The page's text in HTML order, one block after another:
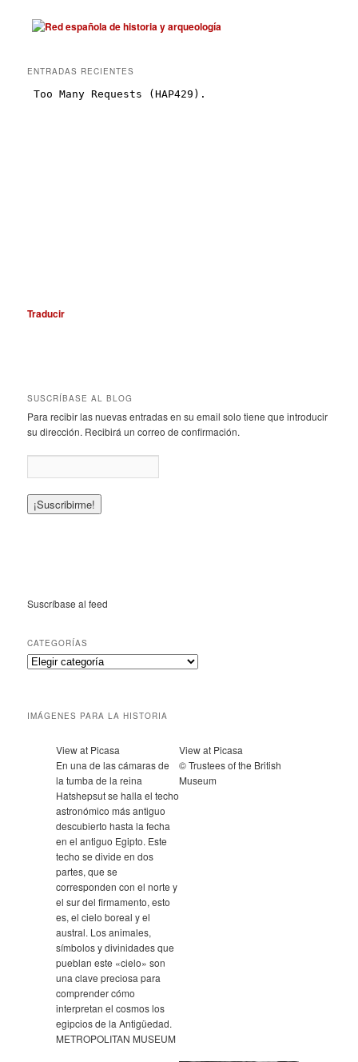
ENTRADAS RECIENTES
Traducir
SUSCRÍBASE AL BLOG
Para recibir las nuevas entradas en su email solo tiene que introducir
su dirección. Recibirá un correo de confirmación.
Suscríbase al feed
CATEGORÍAS
IMÁGENES PARA LA HISTORIA
View at Picasa
En una de las cámaras de
la tumba de la reina
Hatshepsut se halla el techo
astronómico más antiguo
descubierto hasta la fecha
en el antiguo Egipto. Este
techo se divide en dos
partes, que se
corresponden con el norte y
el sur del firmamento, esto
es, el cielo boreal y el
austral. Los animales,
símbolos y divinidades que
pueblan este «cielo» son
una clave preciosa para
comprender cómo
interpretan el cosmos los
egipcios de la Antigüedad.
METROPOLITAN MUSEUM
View at Picasa
© Trustees of the British
Museum